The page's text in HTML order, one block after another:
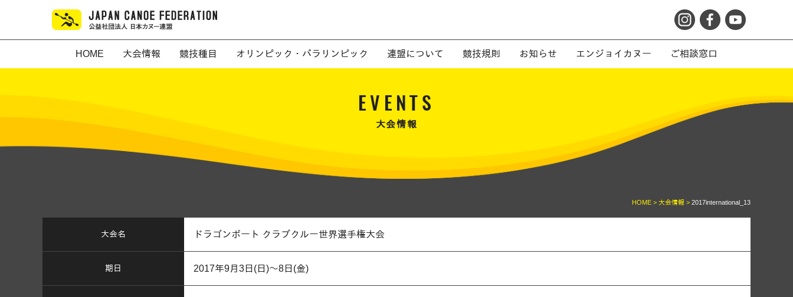
HOME 大会情報 競技種目 オリンピック・パラリンピック 連盟について 競技規則 お知らせ エンジョイカヌー ご相談窓口
EVENTS
大会情報
HOME > 大会情報 > 2017international_13
大会名 ドラゴンボート クラブクルー世界選手権大会
期日 2017年9月3日(日)～8日(金)